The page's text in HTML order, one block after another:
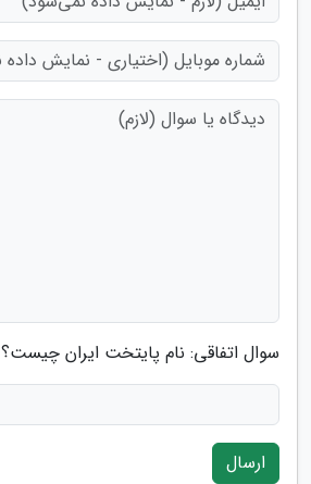
سوال اتفاقی: نام پایتخت ایران چیست؟
ارسال